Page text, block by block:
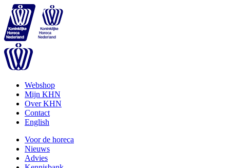
Webshop
Mijn KHN
Over KHN
Contact
English
Voor de horeca
Nieuws
Advies